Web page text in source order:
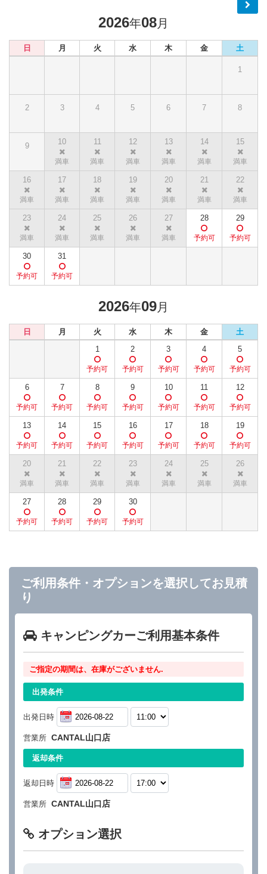
2026年08月
日 月 火 水 木 金 土
1
2 3 4 5 6 7 8
9 10 11 12 13 14 15
16 17 18 19 20 21 22
23 24 25 26 27 28 29
30 31
2026年09月
日 月 火 水 木 金
土
1
2 3 4 5
6 7 8 9 10 11 12
13 14 15 16 17 18 19
20 21 22 23 24 25 26
27 28 29 30
ご利用条件・オプションを選択してお見積
り
キャンピングカーご利用基本条件
ご指定の期間は、在庫がございません.
出発条件
出発日時
営業所 CANTAL山口店
返却条件
返却日時
営業所 CANTAL山口店
オプション選択